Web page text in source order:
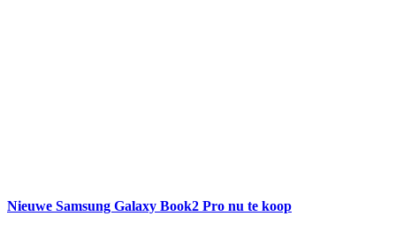
Nieuwe Samsung Galaxy Book2 Pro nu te koop